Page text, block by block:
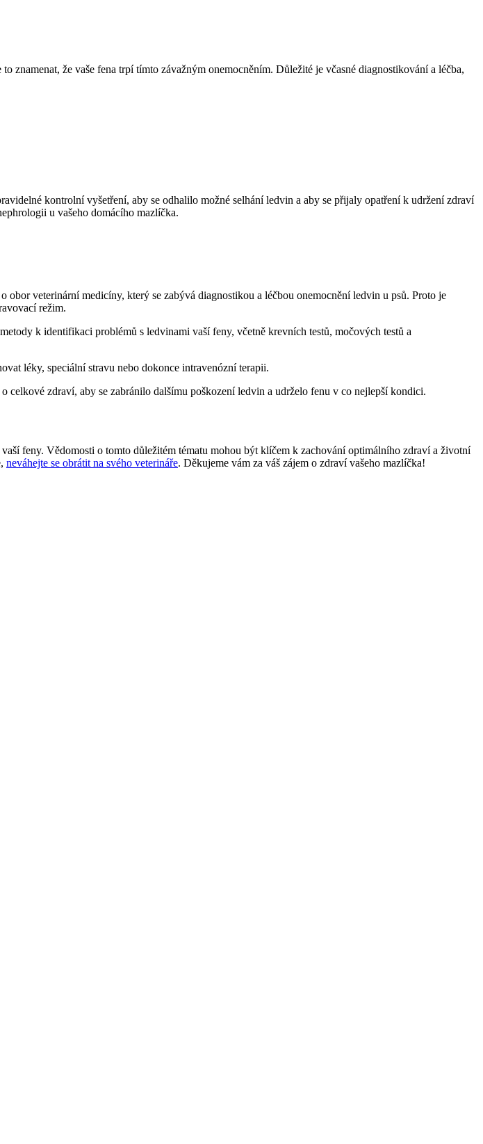
že vaše fena trpí tímto závažným onemocněním. Důležité je včasné diagnostikování a léčba,
kontrolní vyšetření, aby se odhalilo možné selhání ledvin a aby se přijaly opatření k udržení zdraví
u vašeho domácího mazlíčka.
obor veterinární medicíny, který se zabývá diagnostikou a léčbou onemocnění ledvin u psů. Proto je
režim.
k identifikaci problémů s ledvinami vaší feny, včetně krevních testů, močových testů a
léky, speciální stravu nebo dokonce intravenózní terapii.
celkové zdraví, aby se zabránilo dalšímu poškození ledvin a udrželo fenu v co nejlepší kondici.
feny. Vědomosti o tomto důležitém tématu mohou být klíčem k zachování optimálního zdraví a životní
neváhejte se obrátit na svého veterináře. Děkujeme vám za váš zájem o zdraví vašeho mazlíčka!